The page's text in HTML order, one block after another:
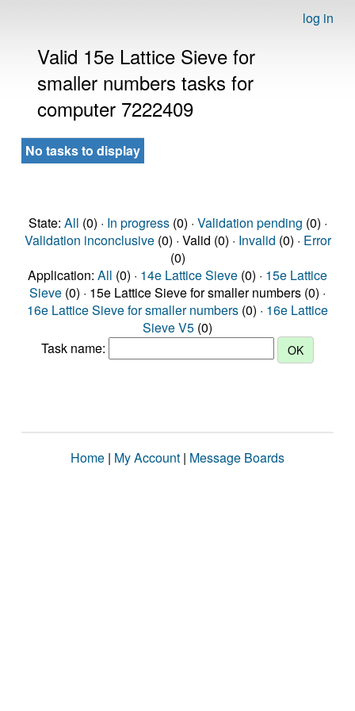
log in
Valid 15e Lattice Sieve for
smaller numbers tasks for
computer 7222409
No tasks to display
State: All (0) · In progress(0) · Validation pending (0) ·
Validation inconclusive(0) · Valid (0) · Invalid (0) · Error
(0)
Application: All (0) · 14e Lattice Sieve (0) · 15e Lattice
Sieve (0) · 15e Lattice Sieve for smaller numbers (0) ·
16e Lattice Sieve for smaller numbers (0) · 16e Lattice
Sieve V5 (0)
Task name:
Home | My Account | Message Boards